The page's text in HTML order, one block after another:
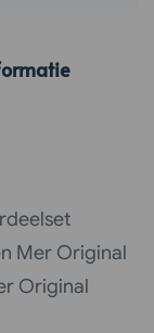
Mer Original
Original